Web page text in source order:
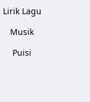
Lirik Lagu
Musik
Puisi